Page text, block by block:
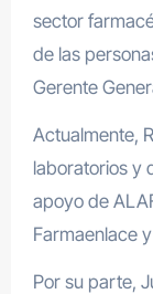
sector
de las
Gerente
Actualmente,
laboratorios y
apoyo de
Farmaenlace
Por su parte,